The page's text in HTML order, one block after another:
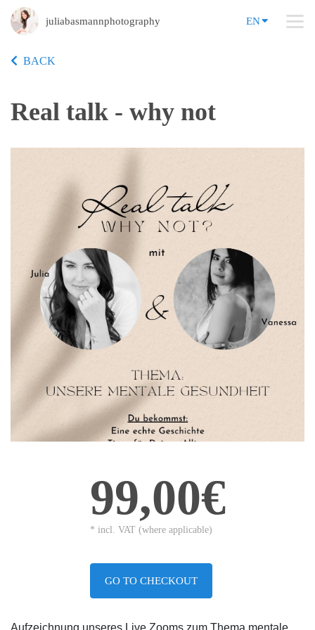
juliabasmannphotography EN
BACK
Real talk - why not
99,00€
* incl. VAT (where applicable)
GO TO CHECKOUT
Aufzeichnung unseres Live Zooms zum Thema mentale